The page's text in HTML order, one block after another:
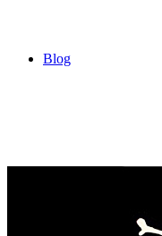
Blog